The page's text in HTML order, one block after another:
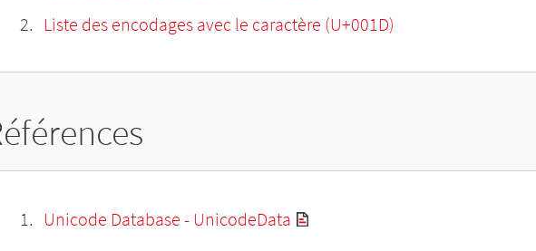
Liste des encodages avec le caractère (U+001D)
Unicode Database - UnicodeData